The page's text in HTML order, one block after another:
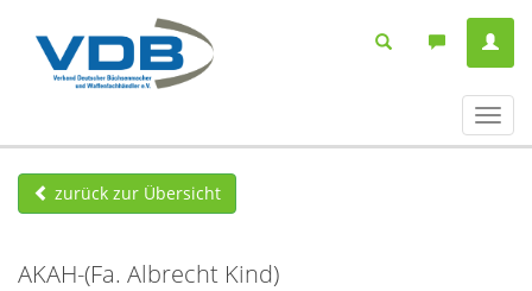
ein-/
zurück zur Übersicht
AKAH-(Fa. Albrecht Kind)